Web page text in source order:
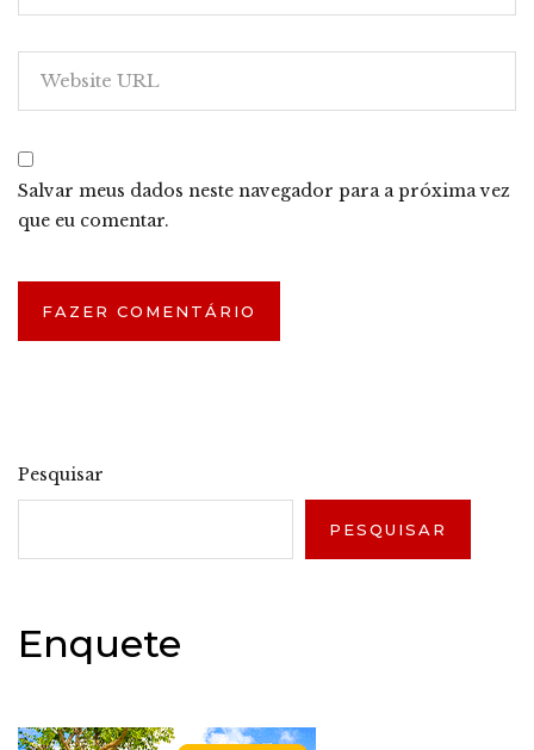
Salvar meus dados neste navegador para a próxima vez
que eu comentar.
Pesquisar
PESQUISAR
Enquete